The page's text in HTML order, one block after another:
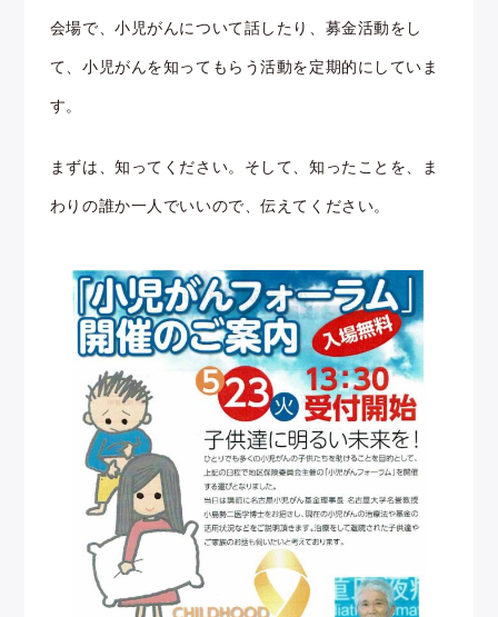
会場で、小児がんについて話したり、募金活動をし
て、小児がんを知ってもらう活動を定期的にしていま
す。
まずは、知ってください。そして、知ったことを、ま
わりの誰か一人でいいので、伝えてください。